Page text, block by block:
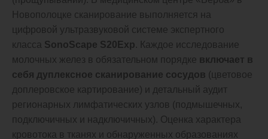
Новополоцке сканирование выполняется на
цифровой ультразвуковой системе экспертного
класса SonoScape S20Exp. Каждое исследование
молочных желез в обязательном порядке включает в
себя дуплексное сканирование сосудов (цветовое
доплеровское картирование) и детальный аудит
регионарных лимфатических узлов (подмышечных,
подключичных и надключичных). Оценка характера
кровотока в тканях и обнаруженных образованиях